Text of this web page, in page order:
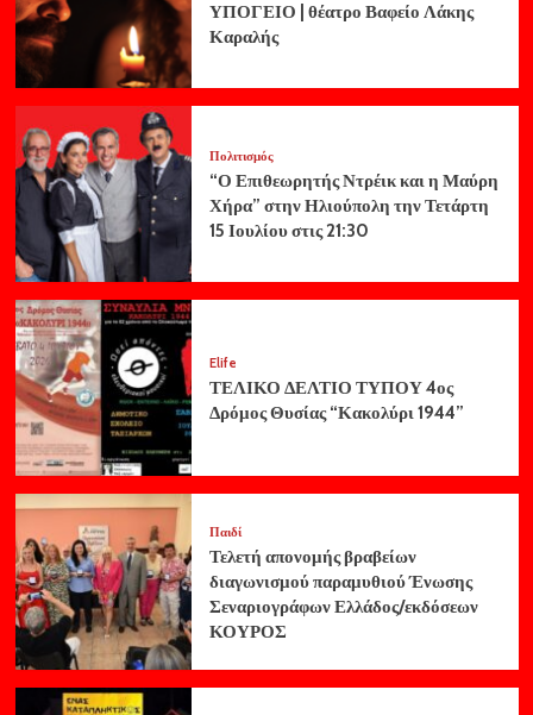
ΥΠΟΓΕΙΟ | θέατρο Βαφείο Λάκης
Καραλής
Πολιτισμός
“Ο Επιθεωρητής Ντρέικ και η Μαύρη
Χήρα” στην Ηλιούπολη την Τετάρτη
15 Ιουλίου στις 21:30
Elife
ΤΕΛΙΚΟ ΔΕΛΤΙΟ ΤΥΠΟΥ 4ος
Δρόμος Θυσίας “Κακολύρι 1944”
Παιδί
Τελετή απονομής βραβείων
διαγωνισμού παραμυθιού Ένωσης
Σεναριογράφων Ελλάδος/εκδόσεων
ΚΟΥΡΟΣ